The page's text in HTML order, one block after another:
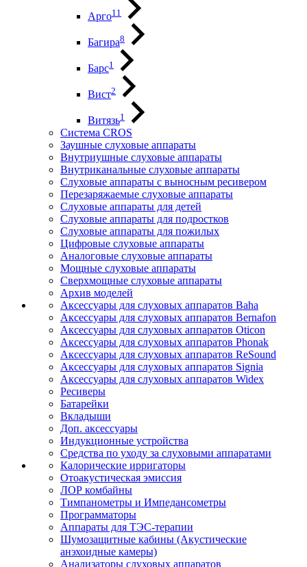
Арго11
Багира8
Барс1
Вист2
Витязь1
Система CROS
Заушные слуховые аппараты
Внутриушные слуховые аппараты
Внутриканальные слуховые аппараты
Слуховые аппараты с выносным ресивером
Перезаряжаемые слуховые аппараты
Слуховые аппараты для детей
Слуховые аппараты для подростков
Слуховые аппараты для пожилых
Цифровые слуховые аппараты
Аналоговые слуховые аппараты
Мощные слуховые аппараты
Сверхмощные слуховые аппараты
Архив моделей
Аксессуары для слуховых аппаратов Baha
Аксессуары для слуховых аппаратов Bernafon
Аксессуары для слуховых аппаратов Oticon
Аксессуары для слуховых аппаратов Phonak
Аксессуары для слуховых аппаратов ReSound
Аксессуары для слуховых аппаратов Signia
Аксессуары для слуховых аппаратов Widex
Ресиверы
Батарейки
Вкладыши
Доп. аксессуары
Индукционные устройства
Средства по уходу за слуховыми аппаратами
Калорические ирригаторы
Отоакустическая эмиссия
ЛОР комбайны
Тимпанометры и Импедансометры
Программаторы
Аппараты для ТЭС-терапии
Шумозащитные кабины (Акустические
анэхоидные камеры)
Анализаторы слуховых аппаратов